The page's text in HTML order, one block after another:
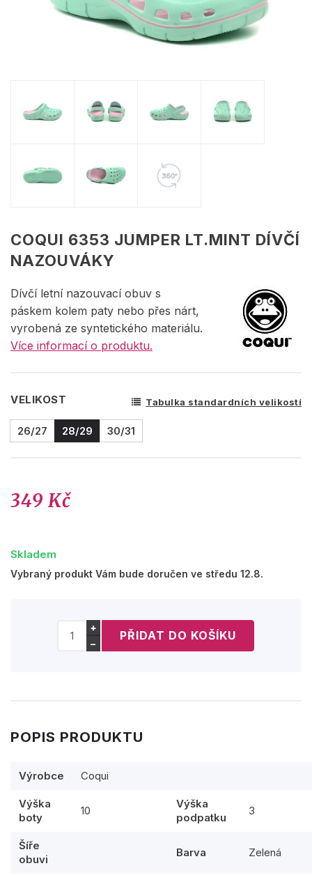
COQUI 6353 JUMPER LT.MINT DÍVČÍ
NAZOUVÁKY
Dívčí letní nazouvací obuv s
páskem kolem paty nebo přes nárt,
vyrobená ze syntetického materiálu.
Více informací o produktu.
VELIKOST Tabulka standardních velikostí
26/27 28/29 30/31
349 Kč
Skladem
Vybraný produkt Vám bude doručen ve středu 12.8.
+
−
POPIS PRODUKTU
Výrobce Coqui
Výška
boty
10
Výška
podpatku
3
Šíře
obuvi
Barva Zelená